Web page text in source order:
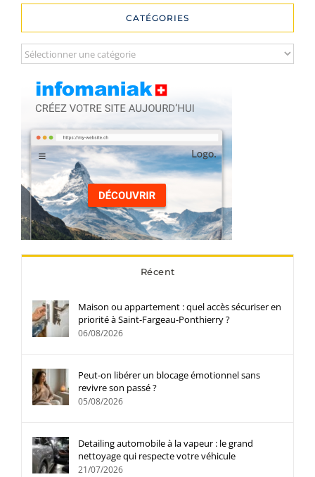
CATÉGORIES
Catégories
Récent
Maison ou appartement : quel accès sécuriser en
priorité à Saint-Fargeau-Ponthierry ?
06/08/2026
Peut-on libérer un blocage émotionnel sans
revivre son passé ?
05/08/2026
Detailing automobile à la vapeur : le grand
nettoyage qui respecte votre véhicule
21/07/2026